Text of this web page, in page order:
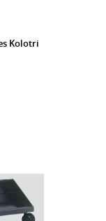
Kolotri